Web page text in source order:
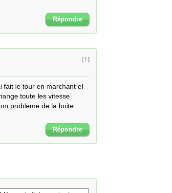
Répondre
[ ! ]
fait le tour en marchant el
toute les vitesse
probleme de la boite
Répondre